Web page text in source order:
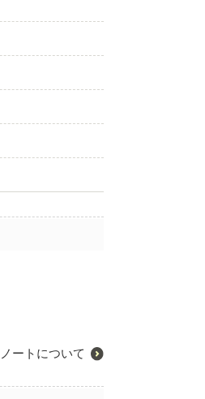
ートについて